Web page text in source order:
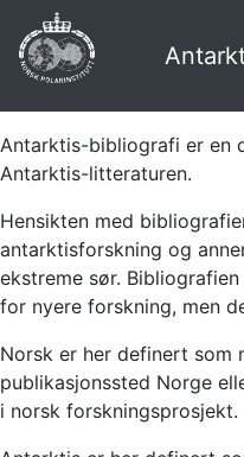
Antarktis-bibliografi er en
Antarktis-litteraturen.
Hensikten med
antarktisforskning og
ekstreme sør.
for nyere forskning, men
Norsk er her definert som
publikasjonssted Norge
i norsk forskningsprosjekt.